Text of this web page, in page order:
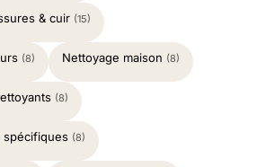
& cuir (15)
(8) Nettoyage maison (8)
(8)
spécifiques (8)